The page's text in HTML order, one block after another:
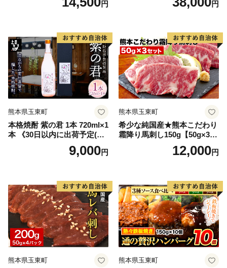
玉東町 なし 果物 スイーツ デ
円
月から出荷開始》ゆめ・ステ
じゃがいも にんじん トマト
大根 みかん 柑橘 梨 すいか
メロン 桃st-p
円
熊本県玉東町
本格焼酎 紫の君 1本 720ml×1
本 《30日以内に出荷予定(土
日祝除く)》そば是上々吉 酒
や上々吉 紫芋使用（玉東町
9,000円
熊本県玉東町
希少な純国産★熊本こだわり
霜降り馬刺し150g【50g×3セ
ット】馬刺しのタレ(10ml×2
袋)《2027年1月上旬-3月末頃
肉 タレ付き
12,000円
熊本県玉東町 熊本県玉東町